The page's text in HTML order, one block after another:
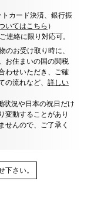
カード決済、銀行振
いてはこちら ）
連絡に限り対応可。
のお受け取り時に、
お住まいの国の関税
わせいただき、ご確
流れなど、 詳しい
状況や日本の祝日だけ
変動することがあり
せんので、ご了承く
下さい。